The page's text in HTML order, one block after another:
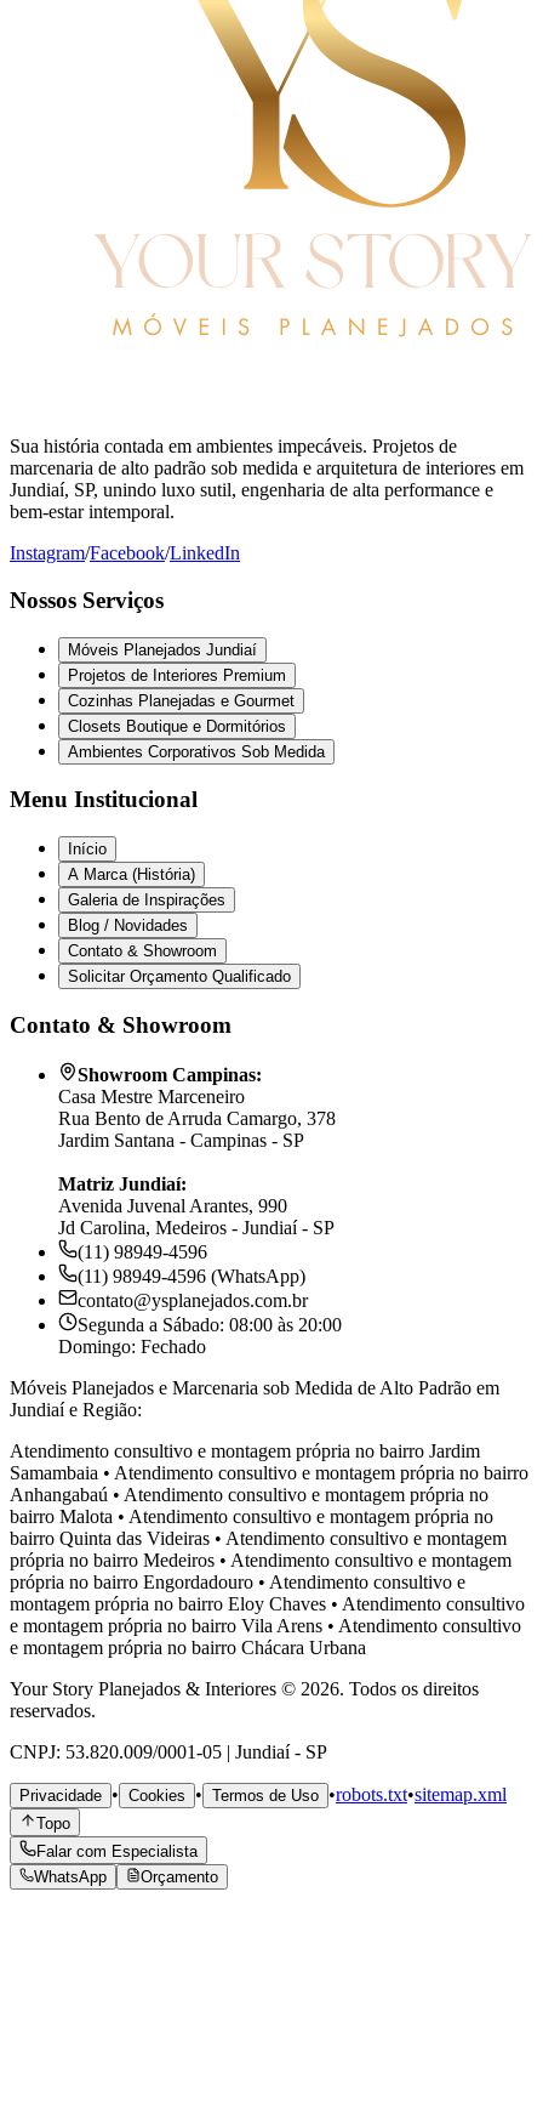
Sua história contada em ambientes impecáveis. Projetos de
marcenaria de alto padrão sob medida e arquitetura de interiores em
Jundiaí, SP, unindo luxo sutil, engenharia de alta performance e
bem-estar intemporal.
Instagram/Facebook/LinkedIn
Nossos Serviços
Móveis Planejados Jundiaí
Projetos de Interiores Premium
Cozinhas Planejadas e Gourmet
Closets Boutique e Dormitórios
Ambientes Corporativos Sob Medida
Menu Institucional
Início
A Marca (História)
Galeria de Inspirações
Blog / Novidades
Contato & Showroom
Solicitar Orçamento Qualificado
Contato & Showroom
Showroom Campinas:
Casa Mestre Marceneiro
Rua Bento de Arruda Camargo, 378
Jardim Santana - Campinas - SP
Matriz Jundiaí:
Avenida Juvenal Arantes, 990
Jd Carolina, Medeiros - Jundiaí - SP
(11) 98949-4596
(11) 98949-4596 (WhatsApp)
contato@ysplanejados.com.br
Segunda a Sábado: 08:00 às 20:00
Domingo: Fechado
Móveis Planejados e Marcenaria sob Medida de Alto Padrão em
Jundiaí e Região:
Atendimento consultivo e montagem própria no bairro Jardim
Samambaia • Atendimento consultivo e montagem própria no bairro
Anhangabaú • Atendimento consultivo e montagem própria no
bairro Malota • Atendimento consultivo e montagem própria no
bairro Quinta das Videiras • Atendimento consultivo e montagem
própria no bairro Medeiros • Atendimento consultivo e montagem
própria no bairro Engordadouro • Atendimento consultivo e
montagem própria no bairro Eloy Chaves • Atendimento consultivo
e montagem própria no bairro Vila Arens • Atendimento consultivo
e montagem própria no bairro Chácara Urbana
Your Story Planejados & Interiores © 2026. Todos os direitos
reservados.
CNPJ: 53.820.009/0001-05 | Jundiaí - SP
Privacidade • Cookies • Termos de Uso •robots.txt•sitemap.xml
Topo
Falar com Especialista
WhatsApp
Orçamento